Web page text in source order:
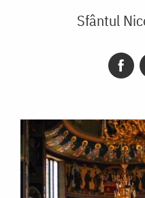
Sfântul